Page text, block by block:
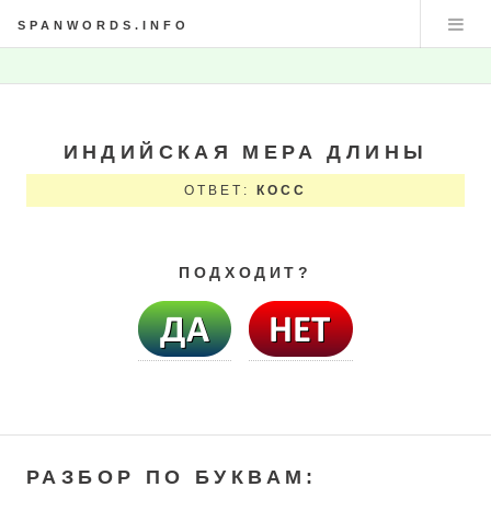
SPANWORDS.INFO
ИНДИЙСКАЯ МЕРА ДЛИНЫ
ОТВЕТ: КОСС
ПОДХОДИТ?
РАЗБОР ПО БУКВАМ: